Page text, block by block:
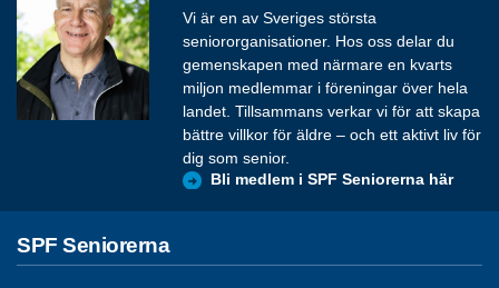
Vi är en av Sveriges största
seniororganisationer. Hos oss delar du
gemenskapen med närmare en kvarts
miljon medlemmar i föreningar över hela
landet. Tillsammans verkar vi för att skapa
bättre villkor för äldre – och ett aktivt liv för
dig som senior.
Bli medlem i SPF Seniorerna här
SPF Seniorerna